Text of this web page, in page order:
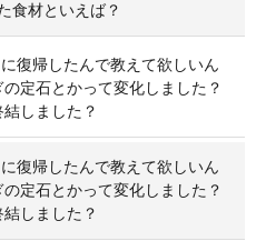
食材といえば？
復帰したんで教えて欲しいん
定石とかって変化しました？
しました？
復帰したんで教えて欲しいん
定石とかって変化しました？
しました？